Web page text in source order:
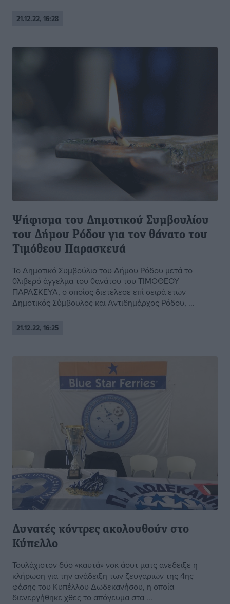
21.12.22, 16:28
Ψήφισμα του Δημοτικού Συμβουλίου
του Δήμου Ρόδου για τον θάνατο του
Τιμόθεου Παρασκευά
Το Δημοτικό Συμβούλιο του Δήμου Ρόδου μετά το
θλιβερό άγγελμα του θανάτου του ΤΙΜΟΘΕΟΥ
ΠΑΡΑΣΚΕΥΑ, ο οποίος διετέλεσε επί σειρά ετών
Δημοτικός Σύμβουλος και Αντιδημάρχος Ρόδου, ...
21.12.22, 16:25
Δυνατές κόντρες ακολουθούν στο
Κύπελλο
Τουλάχιστον δύο «καυτά» νοκ άουτ ματς ανέδειξε η
κλήρωση για την ανάδειξη των ζευγαριών της 4ης
φάσης του Κυπέλλου Δωδεκανήσου, η οποία
διενεργήθηκε χθες το απόγευμα στα ...